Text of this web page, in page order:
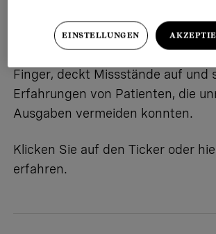
Der Beobachter-
Der Prämienticker schaut
Profiteuren des
Finger, deckt Missstände auf und
Erfahrungen von Patienten, die
Ausgaben vermeiden konnten.
Klicken Sie auf den Ticker oder
erfahren.
EINSTELLUNGEN